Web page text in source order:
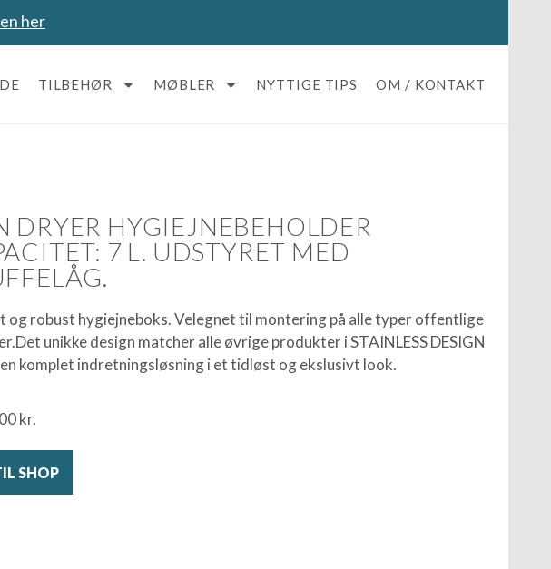
her
TILBEHØR MØBLER NYTTIGE TIPS OM / KONTAKT
DRYER HYGIEJNEBEHOLDER
7 L. UDSTYRET MED
og robust hygiejneboks. Velegnet til montering på alle typer offentlige
unikke design matcher alle øvrige produkter i STAINLESS DESIGN
komplet indretningsløsning i et tidløst og ekslusivt look.
kr.
SHOP